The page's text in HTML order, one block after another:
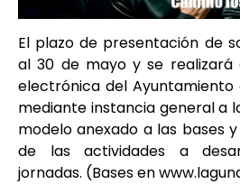
El plazo de presentación de
al 30 de mayo y se
electrónica del Ayuntamiento
mediante instancia general a
modelo anexado a las bases
de las actividades a
jornadas. (Bases en